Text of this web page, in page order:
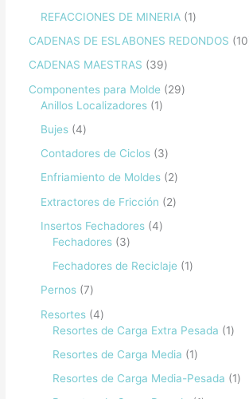
REFACCIONES DE MINERIA
1
CADENAS DE ESLABONES REDONDOS
10
CADENAS MAESTRAS
39
Componentes para Molde
29
Anillos Localizadores
1
Bujes 4
Contadores de Ciclos
3
Enfriamiento de Moldes
2
Extractores de Fricción
2
Insertos Fechadores 4
Fechadores
3
Fechadores de Reciclaje
1
Pernos 7
Resortes 4
Resortes de Carga Extra Pesada
1
Resortes de Carga Media
1
Resortes de Carga Media-Pesada
1